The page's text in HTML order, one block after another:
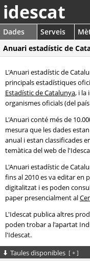
idescat
Dades Serveis
Anuari estadístic de
L'Anuari estadístic de
principals estadístiques
Estadístic de Catalunya, i la
organismes oficials (del
L'Anuari conté més de
mesura que les dades
anual i estan classificades
temàtica del web de
L'Anuari estadístic de
fins al 2010 es va editar en
digitalitzat i es poden
paper presencialment al
L'Idescat publica altres
poden trobar a l'apartat
l'Idescat.
Taules disponibles [ + ]